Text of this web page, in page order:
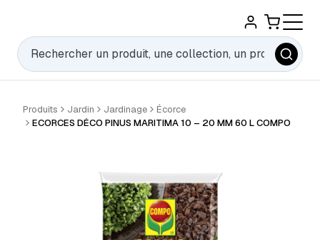
Rechercher
Produits Jardin Jardinage
Écorce
ECORCES DÉCO PINUS MARITIMA 10 – 20 MM 60 L COMPO